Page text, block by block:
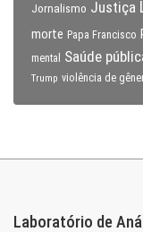
Jornalismo Justiça
morte Papa Francisco
mental
Saúde
Trump violência de
Laboratório de